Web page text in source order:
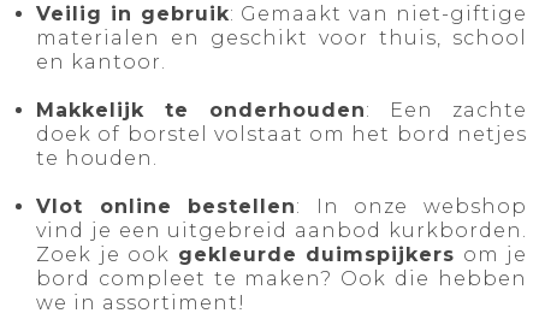
Veilig in gebruik: Gemaakt van niet-giftige
materialen en geschikt voor thuis, school
en kantoor.
Makkelijk te onderhouden: Een zachte
doek of borstel volstaat om het bord netjes
te houden.
Vlot online bestellen: In onze webshop
vind je een uitgebreid aanbod kurkborden.
Zoek je ook gekleurde duimspijkers om je
bord compleet te maken? Ook die hebben
we in assortiment!